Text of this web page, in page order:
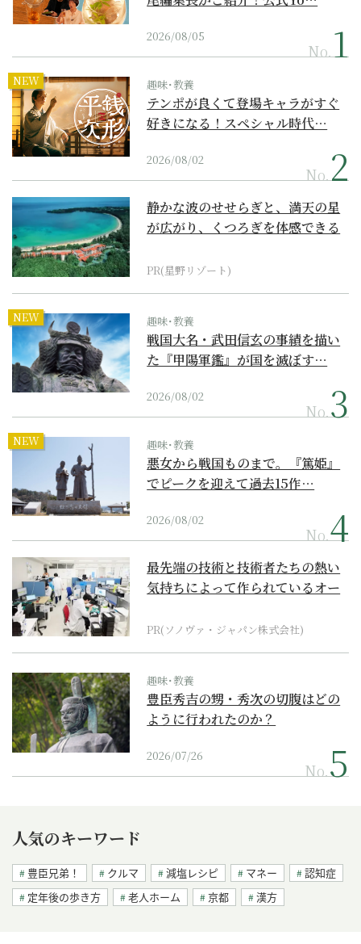
2026/08/05
No.
NEW 趣味･教養
テンポが良くて登場キャラがすぐ
好きになる！スペシャル時代…
2026/08/02
No.
静かな波のせせらぎと、満天の星
が広がり、くつろぎを体感できる
PR(星野リゾート)
NEW 趣味･教養
戦国大名・武田信玄の事績を描い
た『甲陽軍鑑』が国を滅ぼす…
2026/08/02
No.
NEW 趣味･教養
悪女から戦国ものまで。『篤姫』
でピークを迎えて過去15作…
2026/08/02
No.
最先端の技術と技術者たちの熱い
気持ちによって作られているオー
PR(ソノヴァ・ジャパン株式会社)
趣味･教養
豊臣秀吉の甥・秀次の切腹はどの
ように行われたのか？
2026/07/26
No.
人気のキーワード
豊臣兄弟！ クルマ 減塩レシピ マネー
認知症
定年後の歩き方
老人ホーム 京都 漢方